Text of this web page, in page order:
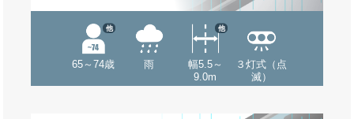
65～74歳
他
雨
幅5.5～
9.0m
他
３灯式（点
滅）